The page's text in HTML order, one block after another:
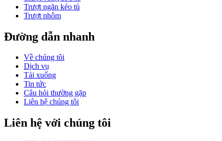
Trượt ngăn kéo tủ
Trượt nhôm
Đường dẫn nhanh
Về chúng tôi
Dịch vụ
Tải xuống
Tin tức
Câu hỏi thường gặp
Liên hệ chúng tôi
Liên hệ với chúng tôi